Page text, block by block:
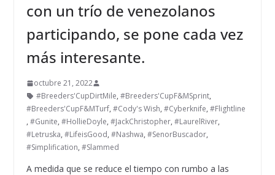
con un trío de venezolanos
participando, se pone cada vez
más interesante.
octubre 21, 2022
#Breeders'CupDirtMile, #Breeders'CupF&MSprint,
#Breeders'CupF&MTurf, #Cody's Wish, #Cyberknife, #Flightline
, #Gunite, #HollieDoyle, #JackChristopher, #LaurelRiver,
#Letruska, #LifeisGood, #Nashwa, #SenorBuscador,
#Simplification, #Slammed
A medida que se reduce el tiempo con rumbo a las